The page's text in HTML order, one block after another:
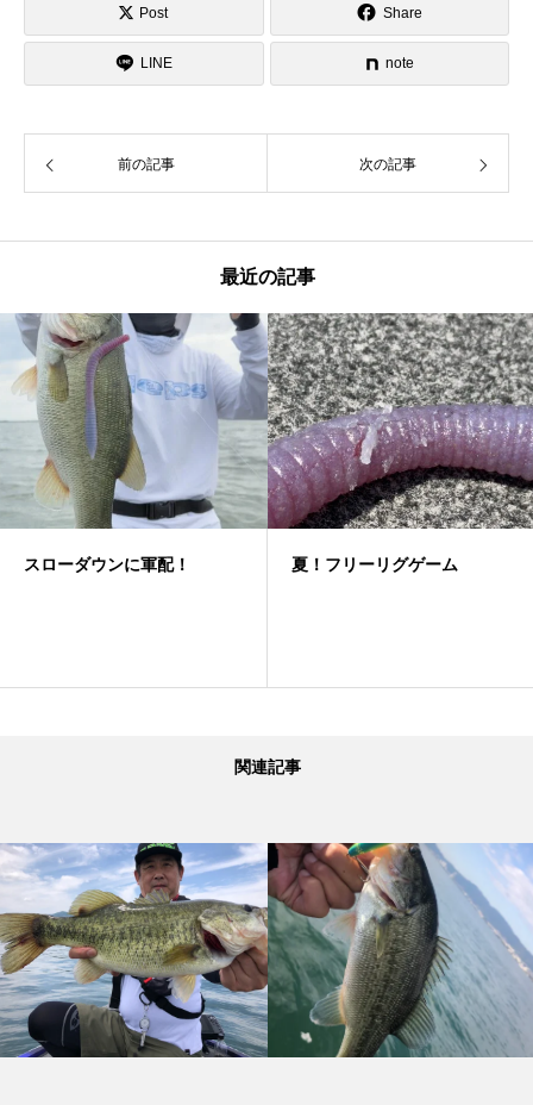
Post Share
LINE note
前の記事 次の記事
最近の記事
スローダウンに軍配！ 夏！フリーリグゲーム
関連記事